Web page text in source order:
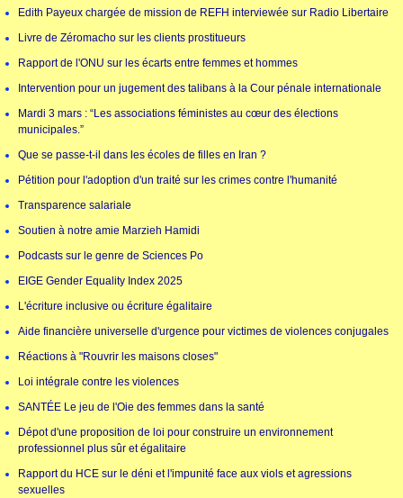
Edith Payeux chargée de mission de REFH interviewée sur Radio Libertaire
Livre de Zéromacho sur les clients prostitueurs
Rapport de l'ONU sur les écarts entre femmes et hommes
Intervention pour un jugement des talibans à la Cour pénale internationale
Mardi 3 mars : “Les associations féministes au cœur des élections
municipales.”
Que se passe-t-il dans les écoles de filles en Iran ?
Pétition pour l'adoption d'un traité sur les crimes contre l'humanité
Transparence salariale
Soutien à notre amie Marzieh Hamidi
Podcasts sur le genre de Sciences Po
EIGE Gender Equality Index 2025
L'écriture inclusive ou écriture égalitaire
Aide financière universelle d'urgence pour victimes de violences conjugales
Réactions à "Rouvrir les maisons closes"
Loi intégrale contre les violences
SANTÉE Le jeu de l'Oie des femmes dans la santé
Dépot d'une proposition de loi pour construire un environnement
professionnel plus sûr et égalitaire
Rapport du HCE sur le déni et l'impunité face aux viols et agressions
sexuelles